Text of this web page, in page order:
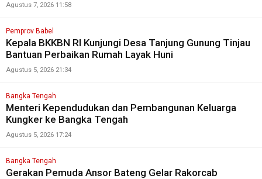
Agustus 7, 2026 11:58
Pemprov Babel
Kepala BKKBN RI Kunjungi Desa Tanjung Gunung Tinjau
Bantuan Perbaikan Rumah Layak Huni
Agustus 5, 2026 21:34
Bangka Tengah
Menteri Kependudukan dan Pembangunan Keluarga
Kungker ke Bangka Tengah
Agustus 5, 2026 17:24
Bangka Tengah
Gerakan Pemuda Ansor Bateng Gelar Rakorcab